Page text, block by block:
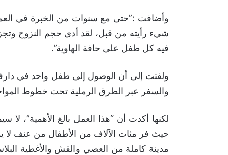
وأضافت :”حتى مع سنوات من الخبرة في
شيء رأيته من قبل، لقد أدى حجم النزوح
فيه كل طفل على حافة الهاوية”.
ولفتت إلى أن الوصول إلى طفل واحد في
والسفر عبر الطرق الرملية تحت خطوط
لكنها أكدت أن “هذا العمل بالغ الأهمية”،
حيث فر مئات الآلاف من الأطفال من عنف لا
مدينة كاملة من العصي والقش والأغطية